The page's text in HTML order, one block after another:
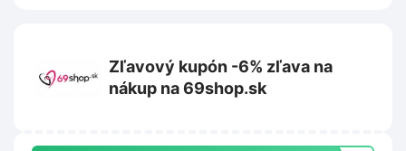
Zľavový kupón -6% zľava na
nákup na 69shop.sk